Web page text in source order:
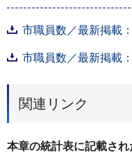
市職員数／最新掲載
市職員数／最新掲載
関連リンク
本章の統計表に記載さ